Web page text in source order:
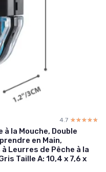
4.7 ☆☆☆☆☆
★★★★★
la Mouche, Double
en Main,
Leurres de Pêche à la
Taille A: 10,4 x 7,6 x